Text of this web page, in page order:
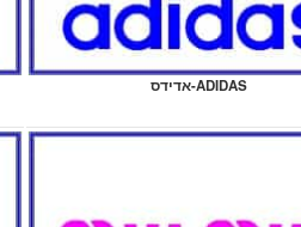
אדידס-ADIDAS